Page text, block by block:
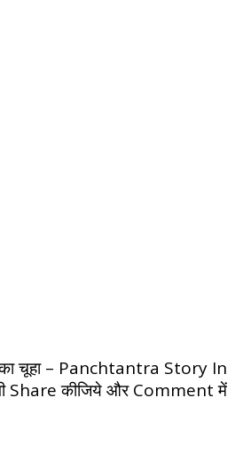
का चूहा – Panchtantra Story In
Share कीजिये और Comment में